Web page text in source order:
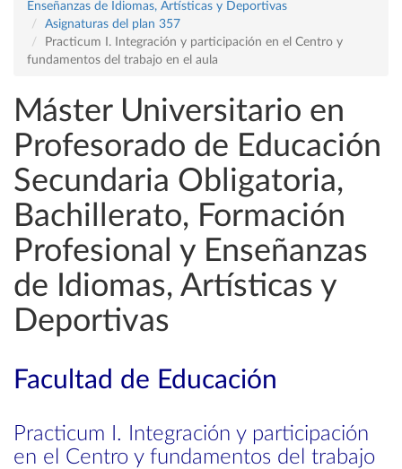
Enseñanzas de Idiomas, Artísticas y Deportivas
Asignaturas del plan 357
Practicum I. Integración y participación en el Centro y
fundamentos del trabajo en el aula
Máster Universitario en
Profesorado de Educación
Secundaria Obligatoria,
Bachillerato, Formación
Profesional y Enseñanzas
de Idiomas, Artísticas y
Deportivas
Facultad de Educación
Practicum I. Integración y participación
en el Centro y fundamentos del trabajo